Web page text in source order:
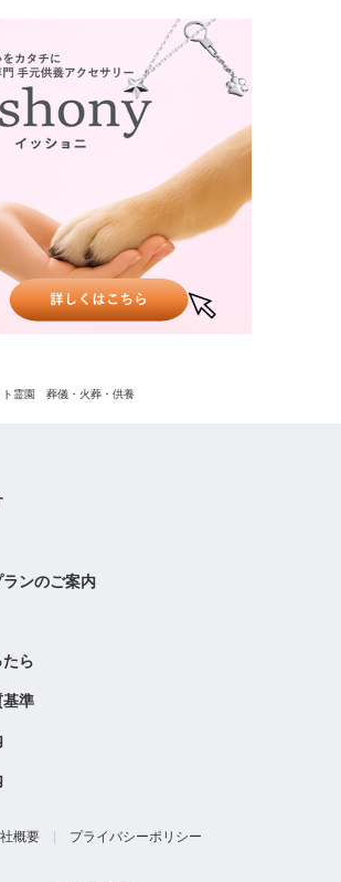
ト霊園 葬儀・火葬・供養
ンのご案内
ら
基準
概要| プライバシーポリシー